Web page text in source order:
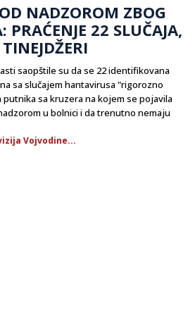
NADZOROM ZBOG
22 SLUČAJA,
saopštile su da se 22 identifikovana
sa slučajem hantavirusa "rigorozno
sa kruzera na kojem se pojavila
u bolnici i da trenutno nemaju
Vojvodine...